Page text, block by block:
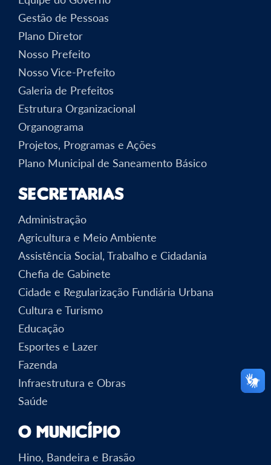
Gestão de Pessoas
Plano Diretor
Nosso Prefeito
Nosso Vice-Prefeito
Galeria de Prefeitos
Estrutura Organizacional
Organograma
Projetos, Programas e Ações
Plano Municipal de Saneamento Básico
Secretarias
Administração
Agricultura e Meio Ambiente
Assistência Social, Trabalho e Cidadania
Chefia de Gabinete
Cidade e Regularização Fundiária Urbana
Cultura e Turismo
Educação
Esportes e Lazer
Fazenda
Infraestrutura e Obras
Saúde
O Município
Hino, Bandeira e Brasão